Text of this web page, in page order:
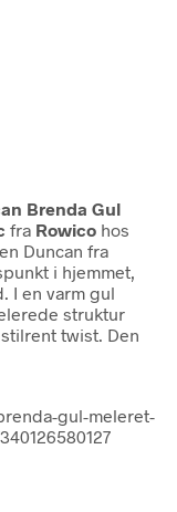
Brenda Gul
fra Rowico hos
Duncan fra
i hjemmet,
I en varm gul
struktur
twist. Den
gul-meleret-